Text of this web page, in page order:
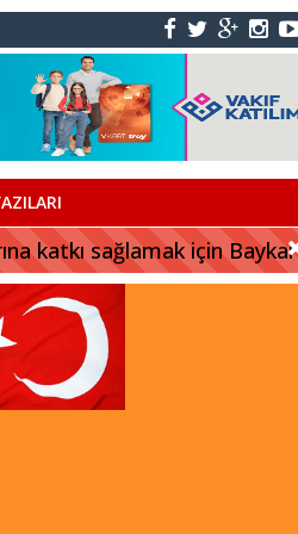
katkı sağlamak için Baykar